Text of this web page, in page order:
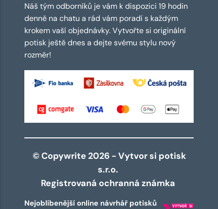
Náš tým odborníků je vám k dispozici 19 hodin
denně na chatu a rád vám poradí s každým
krokem vaší objednávky. Vytvořte si originální
potisk ještě dnes a dejte svému stylu nový
rozměr!
© Copywrite 2026 - Vytvor si potisk
s.r.o.
Registrovaná ochranná známka
Nejoblíbenější online návrhář potisků